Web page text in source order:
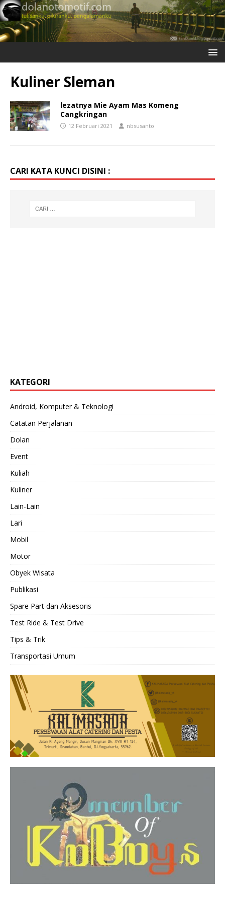
Kuliner Sleman
lezatnya Mie Ayam Mas Komeng
Cangkringan
12 Februari 2021 nbsusanto
CARI KATA KUNCI DISINI :
KATEGORI
Android, Komputer & Teknologi
Catatan Perjalanan
Dolan
Event
Kuliah
Kuliner
Lain-Lain
Lari
Mobil
Motor
Obyek Wisata
Publikasi
Spare Part dan Aksesoris
Test Ride & Test Drive
Tips & Trik
Transportasi Umum